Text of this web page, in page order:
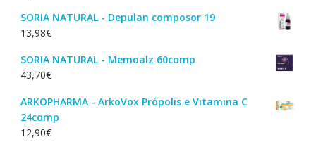
SORIA NATURAL - Depulan composor 19
13,98€
SORIA NATURAL - Memoalz 60comp
43,70€
ARKOPHARMA - ArkoVox Própolis e Vitamina C
24comp
12,90€